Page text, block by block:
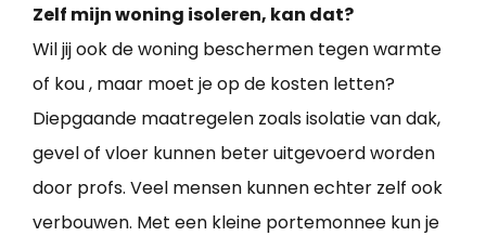
Zelf mijn woning isoleren, kan dat?
Wil jij ook de woning beschermen tegen warmte
of kou , maar moet je op de kosten letten?
Diepgaande maatregelen zoals isolatie van dak,
gevel of vloer kunnen beter uitgevoerd worden
door profs. Veel mensen kunnen echter zelf ook
verbouwen. Met een kleine portemonnee kun je